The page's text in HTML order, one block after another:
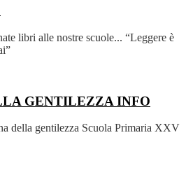
libri alle nostre scuole... “Leggere è
GENTILEZZA INFO
della gentilezza Scuola Primaria XXV